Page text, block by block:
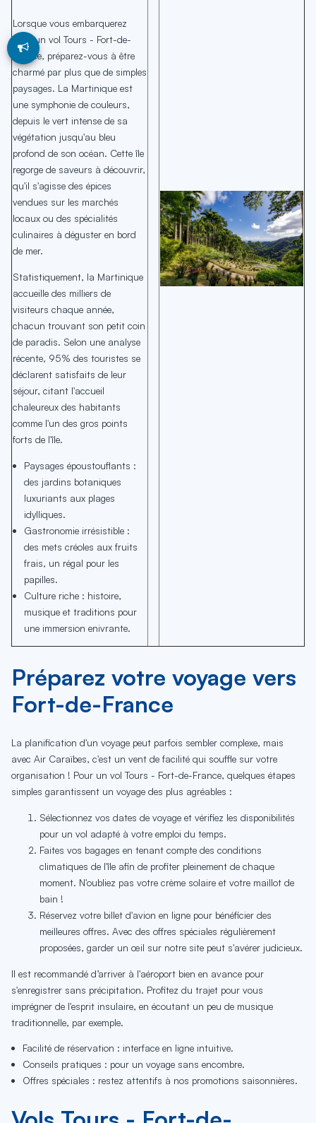
Lorsque vous embarquerez
pour un vol Tours - Fort-de-
France, préparez-vous à être
charmé par plus que de simples
paysages. La Martinique est
une symphonie de couleurs,
depuis le vert intense de sa
végétation jusqu'au bleu
profond de son océan. Cette île
regorge de saveurs à découvrir,
qu'il s'agisse des épices
vendues sur les marchés
locaux ou des spécialités
culinaires à déguster en bord
de mer.
Statistiquement, la Martinique
accueille des milliers de
visiteurs chaque année,
chacun trouvant son petit coin
de paradis. Selon une analyse
récente, 95% des touristes se
déclarent satisfaits de leur
séjour, citant l'accueil
chaleureux des habitants
comme l'un des gros points
forts de l'île.
Paysages époustouflants :
des jardins botaniques
luxuriants aux plages
idylliques.
Gastronomie irrésistible :
des mets créoles aux fruits
frais, un régal pour les
papilles.
Culture riche : histoire,
musique et traditions pour
une immersion enivrante.
Préparez votre voyage vers
Fort-de-France
La planification d'un voyage peut parfois sembler complexe, mais
avec Air Caraïbes, c'est un vent de facilité qui souffle sur votre
organisation ! Pour un vol Tours - Fort-de-France, quelques étapes
simples garantissent un voyage des plus agréables :
Sélectionnez vos dates de voyage et vérifiez les disponibilités
pour un vol adapté à votre emploi du temps.
Faites vos bagages en tenant compte des conditions
climatiques de l'île afin de profiter pleinement de chaque
moment. N'oubliez pas votre crème solaire et votre maillot de
bain !
Réservez votre billet d'avion en ligne pour bénéficier des
meilleures offres. Avec des offres spéciales régulièrement
proposées, garder un œil sur notre site peut s'avérer judicieux.
Il est recommandé d’arriver à l'aéroport bien en avance pour
s'enregistrer sans précipitation. Profitez du trajet pour vous
imprégner de l'esprit insulaire, en écoutant un peu de musique
traditionnelle, par exemple.
Facilité de réservation : interface en ligne intuitive.
Conseils pratiques : pour un voyage sans encombre.
Offres spéciales : restez attentifs à nos promotions saisonnières.